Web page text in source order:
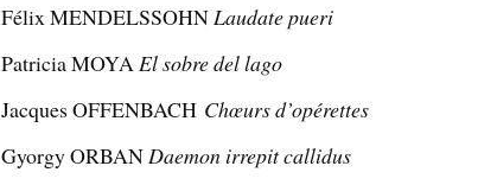
Félix MENDELSSOHNLaudate pueri
Patricia MOYA El sobre del lago
Jacques OFFENBACH Chœurs d’opérettes
Gyorgy ORBAN Daemon irrepit callidus